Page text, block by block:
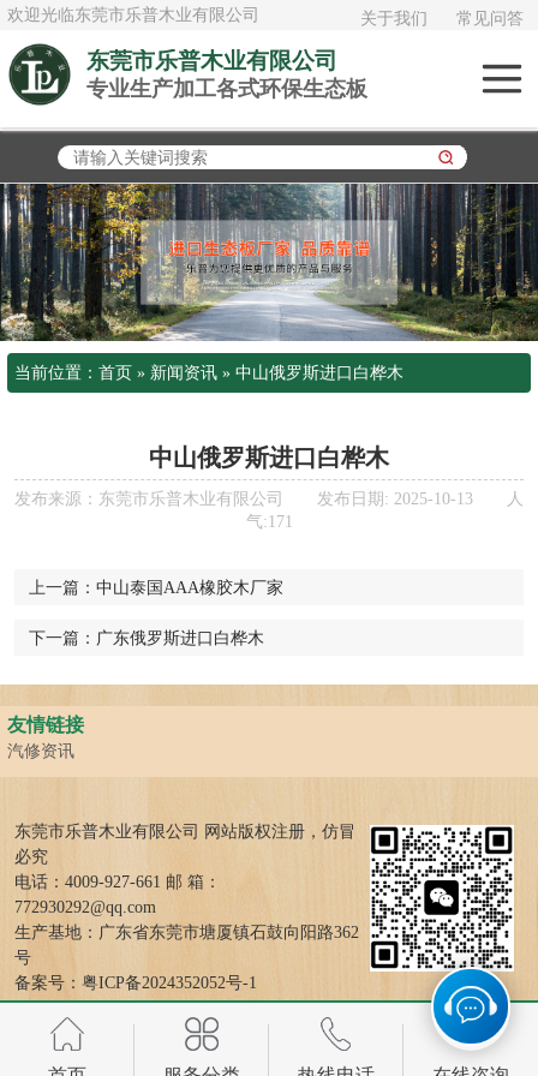
欢迎光临东莞市乐普木业有限公司 常见问答
关于我们
东莞市乐普木业有限公司
专业生产加工各式环保生态板
当前位置： 首页 » 新闻资讯 » 中山俄罗斯进口白桦木
中山俄罗斯进口白桦木
发布来源：东莞市乐普木业有限公司 发布日期: 2025-10-13 人
气:171
上一篇： 中山泰国AAA橡胶木厂家
下一篇： 广东俄罗斯进口白桦木
友情链接
汽修资讯
东莞市乐普木业有限公司 网站版权注册，仿冒
必究
电话：4009-927-661 邮 箱：
772930292@qq.com
生产基地：广东省东莞市塘厦镇石鼓向阳路362
号
备案号： 粤ICP备2024352052号-1
俄罗斯进口白桦
木
加拿大进口大白
松
泰国AAA橡胶木
日本桧木
欧松板OSB
多层实木板《夹
板》